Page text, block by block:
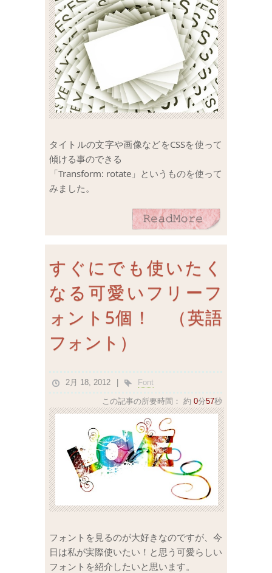
タイトルの文字や画像などをCSSを使って
傾ける事のできる
「Transform: rotate」というものを使って
みました。
すぐにでも使いたく
なる可愛いフリーフ
ォント5個！ （英語
フォント）
2月 18, 2012 Font
この記事の所要時間：約0分57秒
フォントを見るのが大好きなのですが、今
日は私が実際使いたい！と思う可愛らしい
フォントを紹介したいと思います。